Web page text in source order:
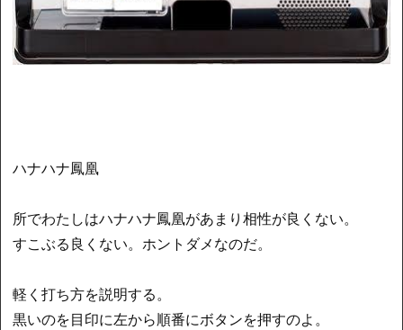
ハナハナ鳳凰
所でわたしはハナハナ鳳凰があまり相性が良くない。
すこぶる良くない。ホントダメなのだ。
軽く打ち方を説明する。
黒いのを目印に左から順番にボタンを押すのよ。